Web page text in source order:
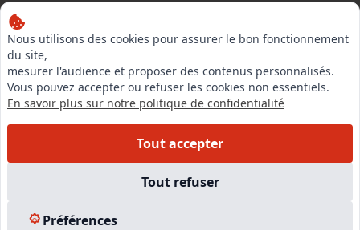
Nous utilisons des cookies pour assurer le bon fonctionnement
du site,
mesurer l'audience et proposer des contenus personnalisés.
Vous pouvez accepter ou refuser les cookies non essentiels.
En savoir plus sur notre politique de confidentialité
Tout accepter
Tout refuser
Préférences
CONTACT
Centre National de l’Expertise (CNE)
20 rue Henri Regnault, 75014 Paris
N°VERT : 0800 00 80 89